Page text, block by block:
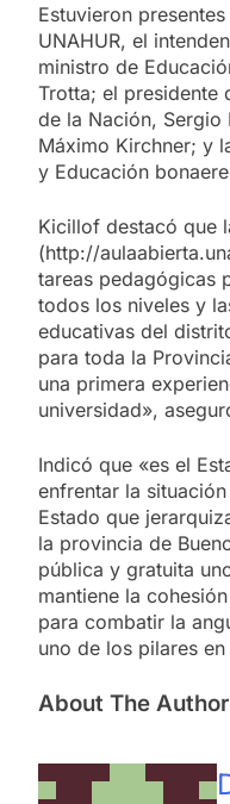
Estuvieron
UNAHUR, el
ministro de
Trotta; el presidente
de la Nación, Sergio
Máximo Kirchner; y
y Educación
Kicillof destacó que
(http://
tareas pedagógicas
todos los niveles y
educativas del
para toda la
una primera
universidad»,
Indicó que «es el
enfrentar la
Estado que
la provincia de
pública y gratuita
mantiene la
para combatir la
uno de los pilares
About The Author